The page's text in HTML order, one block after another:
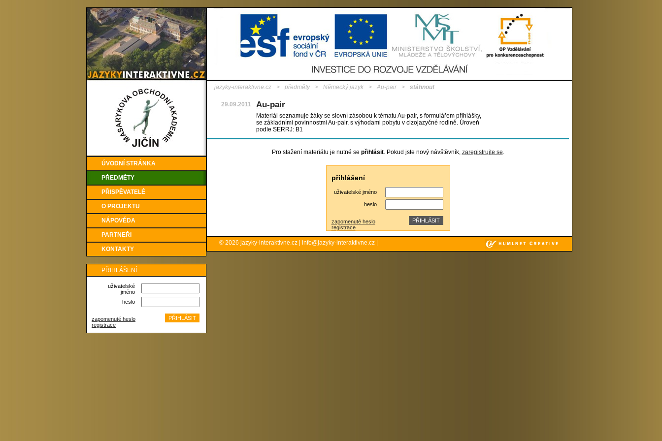
ÚVODNÍ STRÁNKA
PŘEDMĚTY
PŘISPĚVATELÉ
O PROJEKTU
NÁPOVĚDA
PARTNEŘI
KONTAKTY
PŘIHLÁŠENÍ
uživatelské
jméno
heslo
zapomenuté heslo
registrace
jazyky-interaktivne.cz > předměty > Německý jazyk > Au-pair > stáhnout
29.09.2011 Au-pair
Materiál seznamuje žáky se slovní zásobou k tématu Au-pair, s formulářem přihlášky,
se základními povinnostmi Au-pair, s výhodami pobytu v cizojazyčné rodině. Úroveň
podle SERRJ: B1
Pro stažení materiálu je nutné se přihlásit. Pokud jste nový návštěvník, zaregistrujte se.
přihlášení
uživatelské jméno
heslo
zapomenuté heslo
registrace
© 2026 jazyky-interaktivne.cz info@jazyky-interaktivne.cz